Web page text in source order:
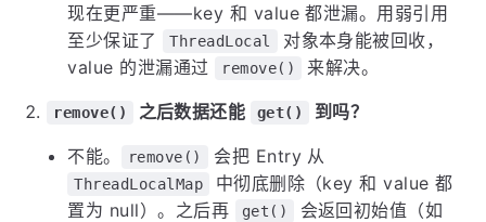
现在更严重——key 和 value 都泄漏。用弱引用
至少保证了
ThreadLocal
对象本身能被回收，
value 的泄漏通过
remove() 来解决。
remove() 之后数据还能 get() 到吗？
不能。 remove() 会把 Entry 从
ThreadLocalMap
中彻底删除（key 和 value 都
置为 null）。之后再
get()
会返回初始值（如